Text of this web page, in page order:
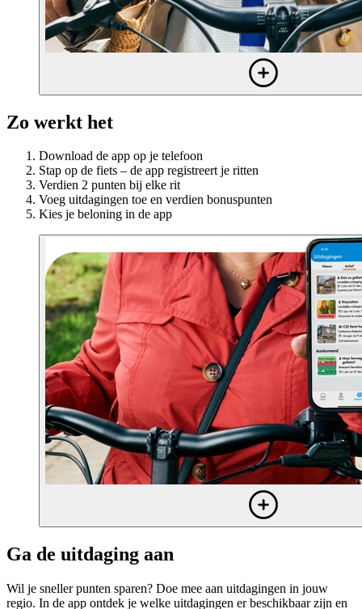
Zo werkt het
Download de app op je telefoon
Stap op de fiets – de app registreert je ritten
Verdien 2 punten bij elke rit
Voeg uitdagingen toe en verdien bonuspunten
Kies je beloning in de app
Ga de uitdaging aan
Wil je sneller punten sparen? Doe mee aan uitdagingen in jouw
regio. In de app ontdek je welke uitdagingen er beschikbaar zijn en